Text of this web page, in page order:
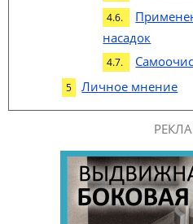
насадок
Личное мнение